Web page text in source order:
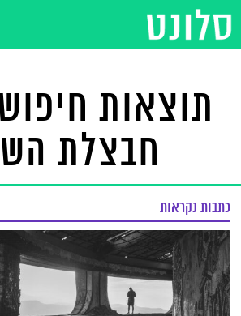
תוצאות
חבצלת
כתבות נקראות